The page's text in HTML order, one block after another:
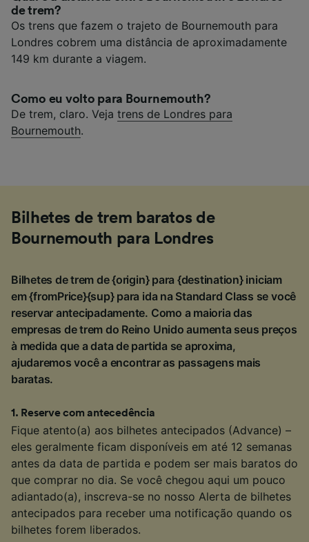
de trem?
Os trens que fazem o trajeto de Bournemouth para
Londres cobrem uma distância de aproximadamente
149 km durante a viagem.
Como eu volto para Bournemouth?
De trem, claro. Veja trens de Londres para
Bournemouth.
Bilhetes de trem baratos de
Bournemouth para Londres
Bilhetes de trem de {origin} para {destination} iniciam
em {fromPrice}{sup} para ida na Standard Class se você
reservar antecipadamente. Como a maioria das
empresas de trem do Reino Unido aumenta seus preços
à medida que a data de partida se aproxima,
ajudaremos você a encontrar as passagens mais
baratas.
1 . Reserve com antecedência
Fique atento(a) aos bilhetes antecipados (Advance) –
eles geralmente ficam disponíveis em até 12 semanas
antes da data de partida e podem ser mais baratos do
que comprar no dia. Se você chegou aqui um pouco
adiantado(a), inscreva-se no nosso Alerta de bilhetes
antecipados para receber uma notificação quando os
bilhetes forem liberados.